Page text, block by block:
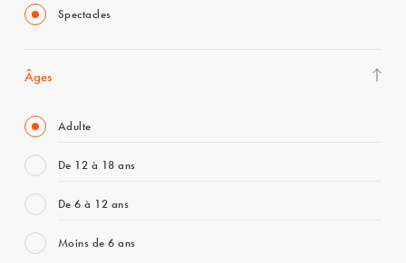
Spectacles
Âges
Adulte
De 12 à 18 ans
De 6 à 12 ans
Moins de 6 ans